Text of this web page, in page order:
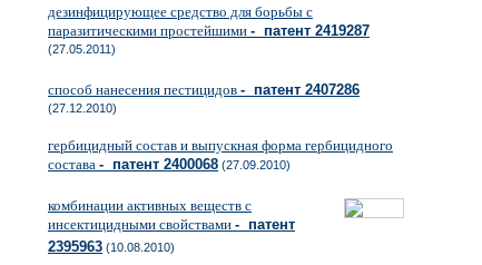
дезинфицирующее средство для борьбы с
паразитическими простейшими - патент 2419287
(27.05.2011)
способ нанесения пестицидов - патент 2407286
(27.12.2010)
гербицидный состав и выпускная форма гербицидного
состава - патент 2400068 (27.09.2010)
комбинации активных веществ с
инсектицидными свойствами - патент
2395963 (10.08.2010)